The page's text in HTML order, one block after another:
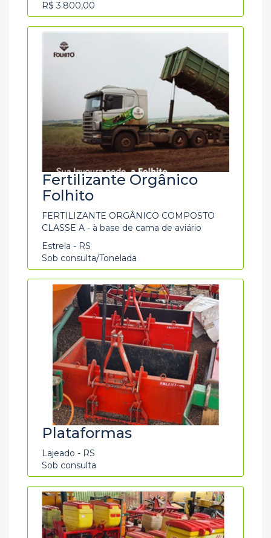
R$ 3.800,00
Fertilizante Orgânico
Folhito
FERTILIZANTE ORGÂNICO COMPOSTO
CLASSE A - à base de cama de aviário
Estrela - RS
Sob consulta/Tonelada
Plataformas
Lajeado - RS
Sob consulta